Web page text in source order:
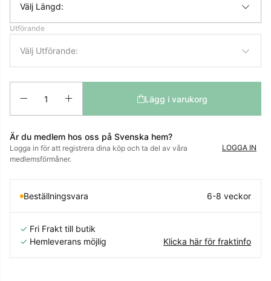
Välj Längd:
Utförande
Välj Utförande:
Lägg i varukorg
Är du medlem hos oss på Svenska hem?
Logga in för att registrera dina köp och ta del av våra
medlemsförmåner.
LOGGA IN
Beställningsvara 6-8 veckor
✓ Fri Frakt till butik
✓ Hemleverans möjlig Klicka här för fraktinfo